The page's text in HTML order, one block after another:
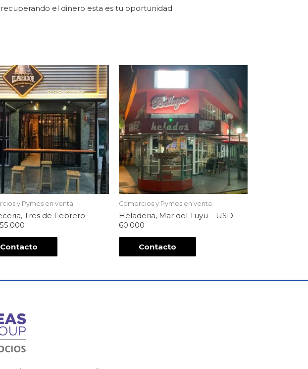
el dinero esta es tu oportunidad.
y Pymes en venta
Tres de Febrero –
Contacto
Comercios y Pymes en venta
Heladeria, Mar del Tuyu – USD
60.000
Contacto